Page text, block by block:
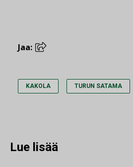
Jaa:
KAKOLA TURUN SATAMA
Lue lisää